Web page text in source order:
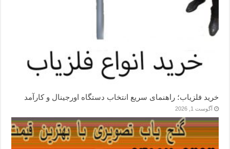
خرید فلزیاب؛ راهنمای سریع انتخاب دستگاه اورجینال و کارآمد
آگوست 1, 2026